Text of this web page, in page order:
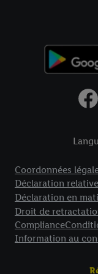
Coordonnées
Déclaration
Déclaration en
Droit de
Compliance
Information au